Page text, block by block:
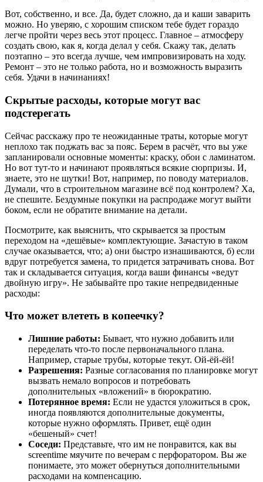
Вот, собственно, и все. Да, будет сложно, да и каши заварить
можно. Но уверяю, с хорошим списком тебе будет гораздо
легче пройти через весь этот процесс. Главное – атмосферу
создать свою, как я, когда делал у себя. Скажу так, делать
поэтапно – это всегда лучше, чем импровизировать на ходу.
Ремонт – это не только работа, но и возможность выразить
себя. Удачи в начинаниях!
Скрытые расходы, которые могут вас
подстерегать
Сейчас расскажу про те неожиданные траты, которые могут
неплохо так поджать вас за пояс. Берем в расчёт, что вы уже
запланировали основные моменты: краску, обои с ламинатом.
Но вот тут-то и начинают проявляться всякие сюрпризы. И,
знаете, это не шутки! Вот, например, по поводу материалов.
Думали, что в строительном магазине всё под контролем? Ха,
не спешите. Бездумные покупки на распродаже могут выйти
боком, если не обратите внимание на детали.
Посмотрите, как выяснить, что скрывается за простым
переходом на «дешёвые» комплектующие. Зачастую в таком
случае оказывается, что; а) они быстро изнашиваются, б) если
вдруг потребуется замена, то придется затрачивать снова. Вот
так и складывается ситуация, когда ваши финансы «ведут
двойную игру». Не забывайте про такие непредвиденные
расходы:
Что может влететь в копеечку?
Лишние работы: Бывает, что нужно добавить или
переделать что-то после первоначального плана.
Например, старые трубы, которые текут. Ой-ёй-ёй!
Разрешения: Разные согласования по планировке могут
вызвать немало вопросов и потребовать
дополнительных «вложений» в бюрократию.
Потерянное время: Если не удастся уложиться в срок,
иногда появляются дополнительные документы,
которые нужно оформлять. Привет, ещё один
«бешеный» счет!
Соседи: Представьте, что им не понравится, как вы
screentime мяучите по вечерам с перфоратором. Вы же
понимаете, это может обернуться дополнительными
расходами на компенсацию.